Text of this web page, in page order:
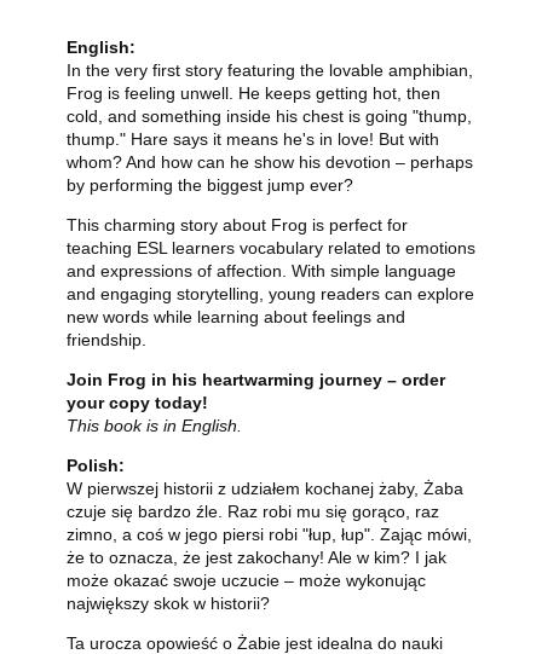
English:
In the very first story featuring the lovable amphibian,
Frog is feeling unwell. He keeps getting hot, then
cold, and something inside his chest is going "thump,
thump." Hare says it means he's in love! But with
whom? And how can he show his devotion – perhaps
by performing the biggest jump ever?
This charming story about Frog is perfect for
teaching ESL learners vocabulary related to emotions
and expressions of affection. With simple language
and engaging storytelling, young readers can explore
new words while learning about feelings and
friendship.
Join Frog in his heartwarming journey – order
your copy today!
This book is in English.
Polish:
W pierwszej historii z udziałem kochanej żaby, Żaba
czuje się bardzo źle. Raz robi mu się gorąco, raz
zimno, a coś w jego piersi robi "łup, łup". Zając mówi,
że to oznacza, że jest zakochany! Ale w kim? I jak
może okazać swoje uczucie – może wykonując
największy skok w historii?
Ta urocza opowieść o Żabie jest idealna do nauki